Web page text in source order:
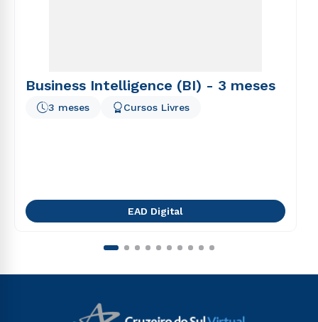
Business Intelligence (BI) - 3 meses
3 meses Cursos Livres
EAD Digital